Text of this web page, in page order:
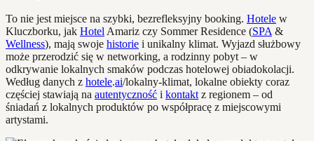
To nie jest miejsce na szybki, bezrefleksyjny booking. Hotele w
Kluczborku, jak Hotel Amariz czy Sommer Residence (SPA &
Wellness), mają swoje historie i unikalny klimat. Wyjazd służbowy
może przerodzić się w networking, a rodzinny pobyt – w
odkrywanie lokalnych smaków podczas hotelowej obiadokolacji.
Według danych z hotele.ai/lokalny-klimat, lokalne obiekty coraz
częściej stawiają na autentyczność i kontakt z regionem – od
śniadań z lokalnych produktów po współpracę z miejscowymi
artystami.